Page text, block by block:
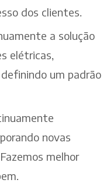
dos clientes.
a solução
elétricas,
um padrão
novas
melhor